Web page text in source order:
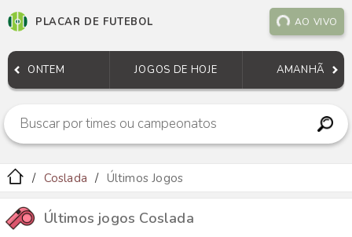
PLACAR DE FUTEBOL AO VIVO
ONTEM JOGOS DE HOJE AMANHÃ
Coslada Últimos Jogos
Últimos jogos Coslada